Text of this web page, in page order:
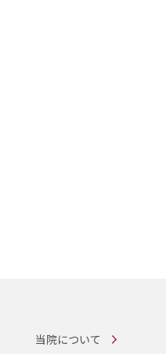
当院について